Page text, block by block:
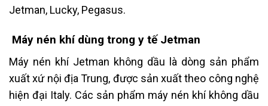
Jetman, Lucky, Pegasus.
Máy nén khí dùng trong y tế Jetman
Máy nén khí Jetman không dầu là dòng sản phẩm
xuất xứ nội địa Trung, được sản xuất theo công nghệ
hiện đại Italy. Các sản phẩm máy nén khí không dầu